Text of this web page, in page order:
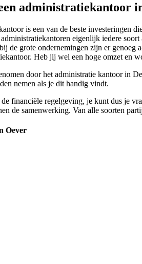
administratiekantoor
is een van de beste investeringen
eigenlijk iedere
de grote ondernemingen zijn er
Heb jij wel een hoge omzet en
door het administratie kantoor in
nemen als je dit handig vindt.
financiële regelgeving, je kunt dus je
de samenwerking. Van alle soorten
Oever